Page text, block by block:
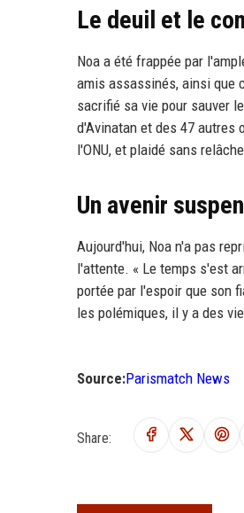
Le deuil et le
Noa a été frappée par
amis assassinés, ainsi que
sacrifié sa vie pour sauver
d'Avinatan et des 47 autres
l'ONU, et plaidé sans
Un avenir
Aujourd'hui, Noa n'a pas
l'attente. « Le temps s'est
portée par l'espoir que son
les polémiques, il y a des
Source:Parismatch News
Share: